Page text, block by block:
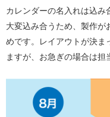
カレンダーの名入れは込み
大変込み合うため、製作が
めです。レイアウトが決ま
ますが、お急ぎの場合は担